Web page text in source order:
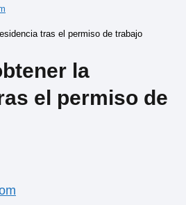
tras el permiso de trabajo
la
el permiso de